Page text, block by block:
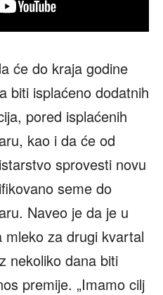
će do kraja godine
biti isplaćeno dodatnih
pored isplaćenih
kao i da će od
sprovesti novu
seme do
Naveo je da je u
za drugi kvartal
nekoliko dana biti
premije. „Imamo cilj